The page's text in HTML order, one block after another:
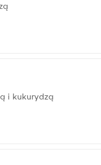
i kukurydzą